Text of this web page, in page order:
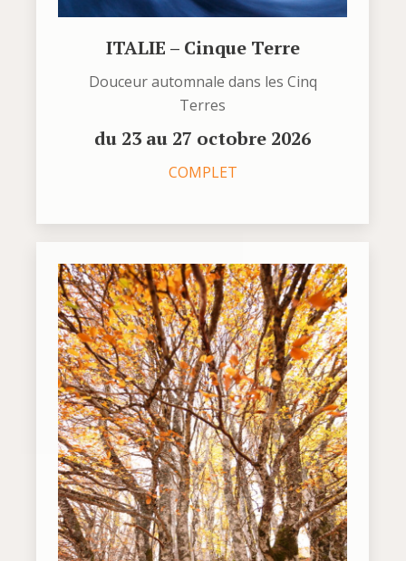
ITALIE – Cinque Terre
Douceur automnale dans les Cinq
Terres
du 23 au 27 octobre 2026
COMPLET